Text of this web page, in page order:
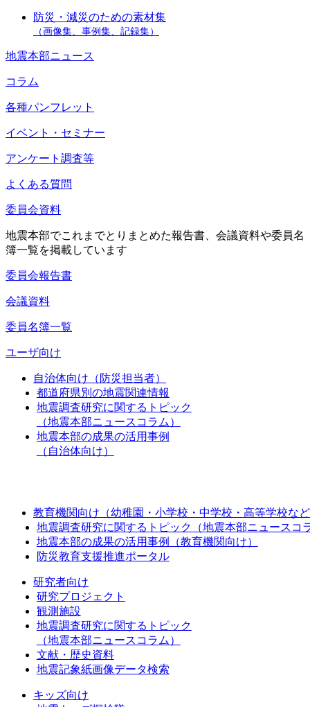
防災・減災のための素材集
（画像集、事例集、記録集）
地震本部ニュース
コラム
各種パンフレット
イベント・セミナー
アンケート調査等
よくある質問
委員会資料
地震本部でこれまでとりまとめた報告書、会議資料や委員名
簿一覧を掲載しています
委員会報告書
会議資料
委員名簿一覧
ユーザ向け
自治体向け（防災担当者）
都道府県別の地震関連情報
地震調査研究に関するトピック
（地震本部ニュースコラム）
地震本部の成果の活用事例
（自治体向け）
教育機関向け（幼稚園・小学校・中学校・高等学校な
地震調査研究に関するトピック（地震本部ニュースコ
地震本部の成果の活用事例（教育機関向け）
防災教育支援推進ポータル
研究者向け
研究プロジェクト
観測施設
地震調査研究に関するトピック
（地震本部ニュースコラム）
文献・歴史資料
地震記象紙画像データ検索
キッズ向け